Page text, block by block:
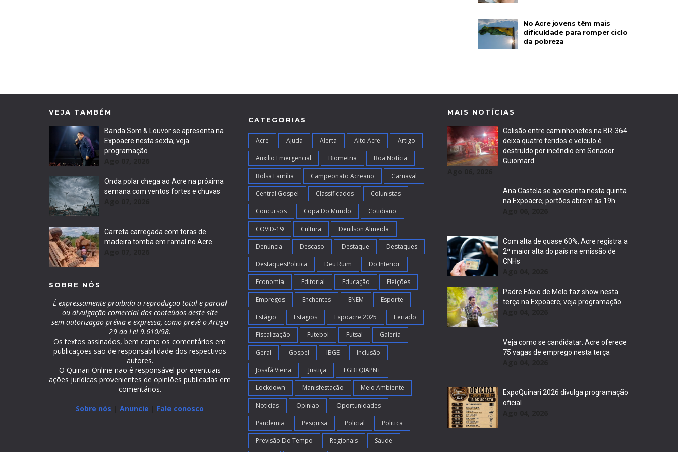
No Acre jovens têm mais
dificuldade para romper ciclo
da pobreza
VEJA TAMBÉM
Banda Som & Louvor se apresenta na
Expoacre nesta sexta; veja
programação
Onda polar chega ao Acre na próxima
semana com ventos fortes e chuvas
Carreta carregada com toras de
madeira tomba em ramal no Acre
SOBRE NÓS
É expressamente proibida a reprodução total e parcial
ou divulgação comercial dos conteúdos deste site
sem autorização prévia e expressa, como prevê o Artigo
29 da Lei 9.610/98.
Os textos assinados, bem como os comentários em
publicações são de responsabilidade dos respectivos
autores.
O Quinari Online não é responsável por eventuais
ações jurídicas provenientes de opiniões publicadas em
comentários.
Sobre nós |Anuncie Fale conosco
CATEGORIAS
Acre Ajuda Alerta Alto Acre Artigo
Auxilio Emergencial Biometria Boa Notícia
Bolsa Família Campeonato Acreano Carnaval
Central Gospel Classificados Colunistas
Concursos Copa Do Mundo Cotidiano
COVID-19 Cultura Denilson Almeida
Denúncia Descaso Destaque Destaques
DestaquesPolitica Deu Ruim Do Interior
Economia Editorial Educação Eleições
Empregos Enchentes ENEM Esporte
Estágio Estagios Expoacre 2025 Feriado
Fiscalização Futebol Futsal Galeria
Geral Gospel IBGE Inclusão
Josafá Vieira Justiça LGBTQIAPN+
Lockdown Manisfestação Meio Ambiente
Noticias Opiniao Oportunidades
Pandemia Pesquisa Policial Politica
Previsão Do Tempo Regionais Saude
MAIS NOTÍCIAS
Colisão entre caminhonetes na BR-364
deixa quatro feridos e veículo é
destruído por incêndio em Senador
Guiomard
Ana Castela se apresenta nesta quinta
na Expoacre; portões abrem às 19h
Com alta de quase 60%, Acre registra a
2ª maior alta do país na emissão de
CNHs
Padre Fábio de Melo faz show nesta
terça na Expoacre; veja programação
Veja como se candidatar: Acre oferece
75 vagas de emprego nesta terça
ExpoQuinari 2026 divulga programação
oficial